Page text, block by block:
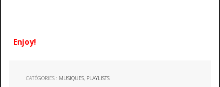
Enjoy!
CATÉGORIES : MUSIQUES, PLAYLISTS